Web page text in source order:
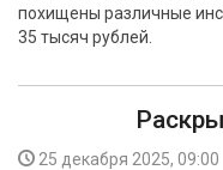
СПОРТ
АРХИВ PDF
похищены различные
35 тысяч рублей.
25 декабря 2025, 09:00